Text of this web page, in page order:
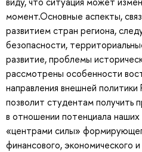
момент.Основные аспекты,
развитием стран региона,
безопасности,
развитие, проблемы
рассмотрены особенности
направления внешней политики
позволит студентам получить
в отношении потенциала
«центрами силы»
финансового, экономического